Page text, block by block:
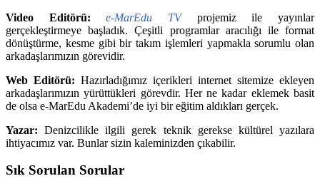
Video Editörü:
e-MarEdu TVprojemiz ile yayınlar
gerçekleştirmeye başladık. Çeşitli programlar aracılığı ile format
dönüştürme, kesme gibi bir takım işlemleri yapmakla sorumlu olan
arkadaşlarımızın görevidir.
Web Editörü: Hazırladığımız içerikleri internet sitemize ekleyen
arkadaşlarımızın yürüttükleri görevdir. Her ne kadar eklemek basit
de olsa e-MarEdu Akademi’de iyi bir eğitim aldıkları gerçek.
Yazar: Denizcilikle ilgili gerek teknik gerekse kültürel yazılara
ihtiyacımız var. Bunlar sizin kaleminizden çıkabilir.
Sık Sorulan Sorular